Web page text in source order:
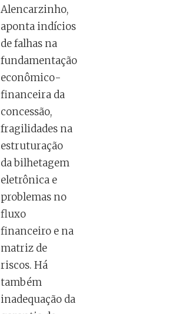
Alencarzinho,
aponta indícios
de falhas na
fundamentação
econômico-
financeira da
concessão,
fragilidades na
estruturação
da bilhetagem
eletrônica e
problemas no
fluxo
financeiro e na
matriz de
riscos. Há
também
inadequação da